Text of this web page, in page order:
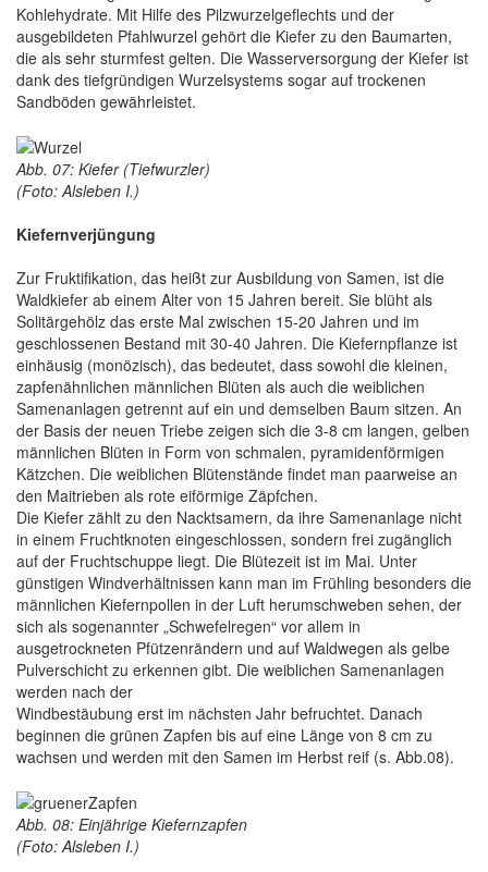
Kohlehydrate. Mit Hilfe des Pilzwurzelgeflechts und der
ausgebildeten Pfahlwurzel gehört die Kiefer zu den Baumarten,
die als sehr sturmfest gelten. Die Wasserversorgung der Kiefer ist
dank des tiefgründigen Wurzelsystems sogar auf trockenen
Sandböden gewährleistet.
Abb. 07: Kiefer (Tiefwurzler)
(Foto: Alsleben I.)
Kiefernverjüngung
Zur Fruktifikation, das heißt zur Ausbildung von Samen, ist die
Waldkiefer ab einem Alter von 15 Jahren bereit. Sie blüht als
Solitärgehölz das erste Mal zwischen 15-20 Jahren und im
geschlossenen Bestand mit 30-40 Jahren. Die Kiefernpflanze ist
einhäusig (monözisch), das bedeutet, dass sowohl die kleinen,
zapfenähnlichen männlichen Blüten als auch die weiblichen
Samenanlagen getrennt auf ein und demselben Baum sitzen. An
der Basis der neuen Triebe zeigen sich die 3-8 cm langen, gelben
männlichen Blüten in Form von schmalen, pyramidenförmigen
Kätzchen. Die weiblichen Blütenstände findet man paarweise an
den Maitrieben als rote eiförmige Zäpfchen.
Die Kiefer zählt zu den Nacktsamern, da ihre Samenanlage nicht
in einem Fruchtknoten eingeschlossen, sondern frei zugänglich
auf der Fruchtschuppe liegt. Die Blütezeit ist im Mai. Unter
günstigen Windverhältnissen kann man im Frühling besonders die
männlichen Kiefernpollen in der Luft herumschweben sehen, der
sich als sogenannter „Schwefelregen“ vor allem in
ausgetrockneten Pfützenrändern und auf Waldwegen als gelbe
Pulverschicht zu erkennen gibt. Die weiblichen Samenanlagen
werden nach der
Windbestäubung erst im nächsten Jahr befruchtet. Danach
beginnen die grünen Zapfen bis auf eine Länge von 8 cm zu
wachsen und werden mit den Samen im Herbst reif (s. Abb.08).
Abb. 08: Einjährige Kiefernzapfen
(Foto: Alsleben I.)